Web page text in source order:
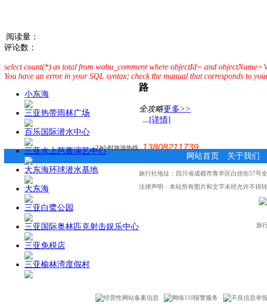
阅读量：
评论数：
select count(*) as total from wabu_comment where objectId= and
You have an error in your SQL syntax; check the manual that corresponds to
小东海
三亚热带雨林广场
百乐国际潜水中心
三亚水上芭蕾演艺中心
大东海环球潜水基地
大东海
三亚白鹭公园
三亚国际奥林匹克射击娱乐中心
三亚免税店
三亚榆林湾度假村
路
全攻略更多>>
...[详情]
24小时旅游热线: 13808211739
网站首页 关于我们
旅行社地址：四川省成都市青羊区白丝街57号
法律声明：本站所有图片和文字未经允许不得
旅